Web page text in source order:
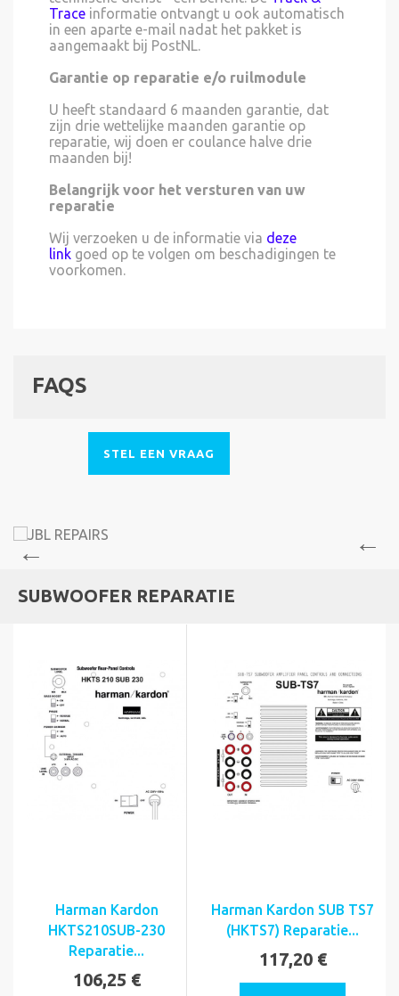
Trace informatie ontvangt u ook automatisch
in een aparte e-mail nadat het pakket is
aangemaakt bij PostNL.
Garantie op reparatie e/o ruilmodule
U heeft standaard 6 maanden garantie, dat
zijn drie wettelijke maanden garantie op
reparatie, wij doen er coulance halve drie
maanden bij!
Belangrijk voor het versturen van uw
reparatie
Wij verzoeken u de informatie via deze
link goed op te volgen om beschadigingen te
voorkomen.
FAQS
STEL EEN VRAAG
SUBWOOFER REPARATIE
Harman Kardon
HKTS210SUB-230
Reparatie...
106,25 €
Harman Kardon SUB TS7
(HKTS7) Reparatie...
117,20 €